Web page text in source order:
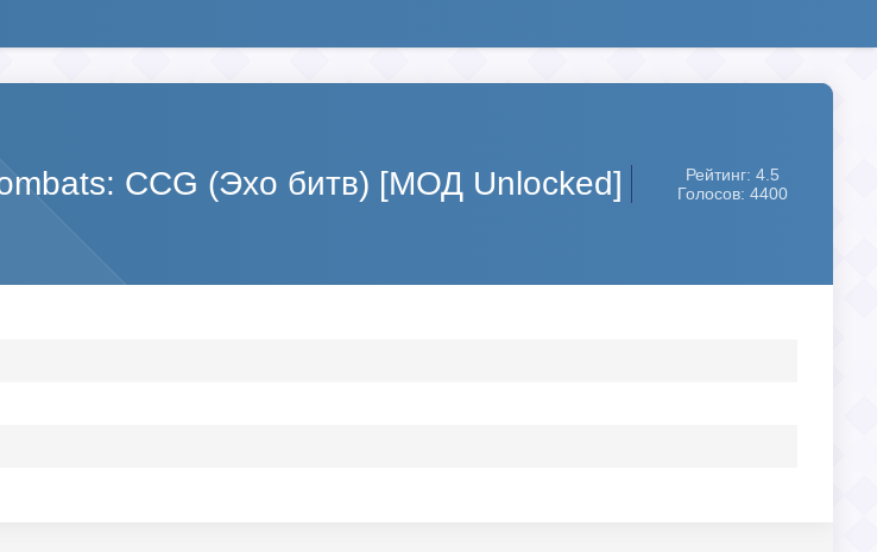
CCG (Эхо битв) [МОД Unlocked]
Рейтинг: 4.5
Голосов: 4400